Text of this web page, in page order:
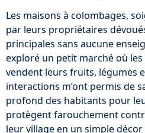
Les maisons à colombages,
par leurs propriétaires
principales sans aucune
exploré un petit marché où
vendent leurs fruits, légumes
interactions m’ont permis de
profond des habitants pour
protègent farouchement
leur village en un simple